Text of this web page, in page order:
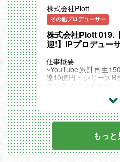
【制作事例】
イラストを中心とした
や、
オフライン物販グッズ
ション・商品企画を行
【フォロー体制】
・定期1on1：上長
施。
すい環境があります。
・成長サポート：
に加え、
外部セミナー参加や
籍購入補助など、
学びを後押しする仕
・有給の取りやすさ：
ームに最適化した、新
を創り出しています。
熱狂を生み出し、人々
ツを今後も複数立ち上
私たちと一緒に、新し
ンテンツを生み出しま
【お任せしたい業務内
■クリエイティブディ
ー＆世界観設計、イメ
‐ グッズ・プロモー
横断的クリエイティブ
■品質管理・プロセス最
‐ 社内外クリエイター
マニュアル作成
‐ 制作ワークフローの
株式会社Plott
その他プロデューサー
株式会社Plott 019.
迎!】IPプロデュー
仕事概要
~YouTube累計再生
達10億円・シリーズB
エンタメベンチャー~
「テイコウペンギン
校」
をはじめとする当社
webtoon漫画IP等、次
スをお任せします。
＼こんな人にピッタリ
■推し活＝人生！ その
もっと